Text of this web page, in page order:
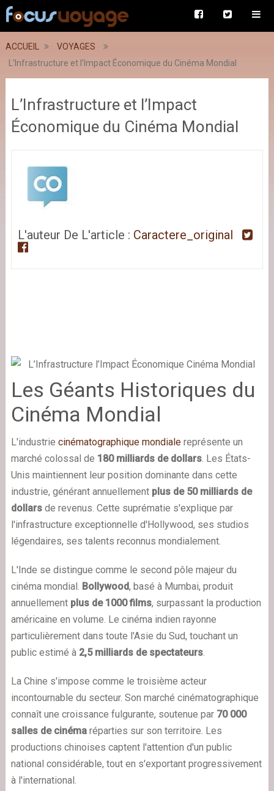
ACCUEIL
VOYAGES
L’Infrastructure et l’Impact Économique du Cinéma Mondial
L’Infrastructure et l’Impact
Économique du Cinéma Mondial
L'auteur De L'article : Caractere_original
Les Géants Historiques du
Cinéma Mondial
L'industrie cinématographique mondialereprésente un
marché colossal de 180 milliards de dollars. Les États-
Unis maintiennent leur position dominante dans cette
industrie, générant annuellement plus de 50 milliards de
dollarsde revenus. Cette suprématie s'explique par
l'infrastructure exceptionnelle d'Hollywood, ses studios
légendaires, ses talents reconnus mondialement.
L'Inde se distingue comme le second pôle majeur du
cinéma mondial. Bollywood, basé à Mumbai, produit
annuellement plus de 1000 films, surpassant la production
américaine en volume. Le cinéma indien rayonne
particulièrement dans toute l'Asie du Sud, touchant un
public estimé à 2,5 milliards de spectateurs.
La Chine s'impose comme le troisième acteur
incontournable du secteur. Son marché cinématographique
connaît une croissance fulgurante, soutenue par 70 000
salles de cinémaréparties sur son territoire. Les
productions chinoises captent l'attention d'un public
national considérable, tout en s'exportant progressivement
à l'international.